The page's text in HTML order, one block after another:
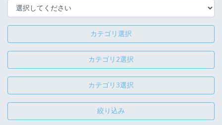
カテゴリ選択
カテゴリ2選択
カテゴリ3選択
絞り込み